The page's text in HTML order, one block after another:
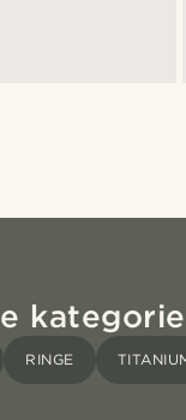
RINGE